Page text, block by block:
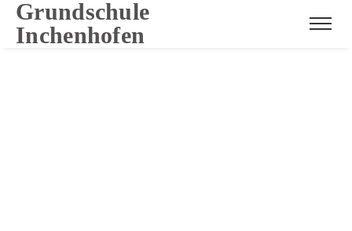
Grundschule
Inchenhofen